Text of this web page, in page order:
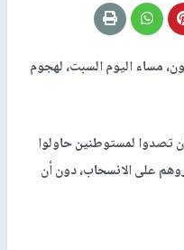
مساء اليوم السبت، لهجوم
تصدوا لمستوطنين حاولوا
على الانسحاب، دون أن